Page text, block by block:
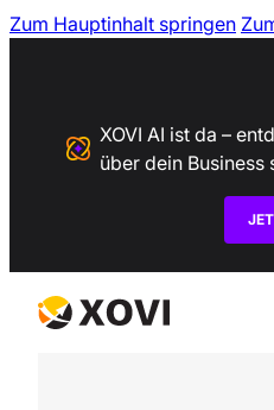
Zum Hauptinhalt springen
XOVI AI ist da –
über dein Business